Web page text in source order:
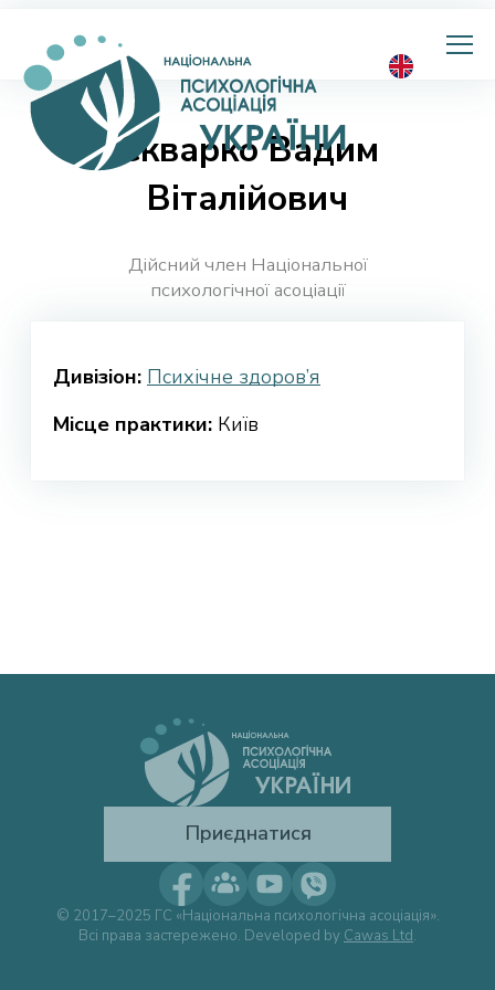
Національна
психологічна
Скварко Вадим
Віталійович
Дійсний член Національної
психологічної асоціації
Дивізіон: Психічне здоров’я
Місце практики: Київ
Приєднатися
© 2017–2025 ГС «Національна психологічна асоціація».
Всі права застережено. Developed by Cawas Ltd.